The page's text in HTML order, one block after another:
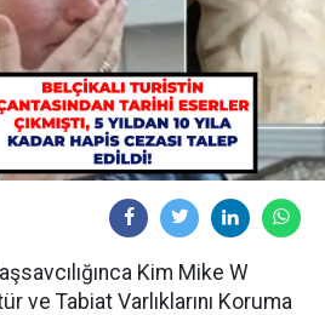
Kim Mike W
ve Tabiat Varlıklarını Koruma